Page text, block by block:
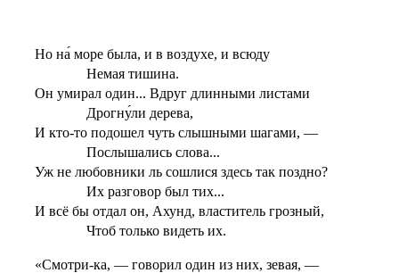
Но на́ море была, и в воздухе, и всюду
Немая тишина.
Он умирал один... Вдруг длинными листами
Дрогну́ли дерева,
И кто-то подошел чуть слышными шагами, —
Послышались слова...
Уж не любовники ль сошлися здесь так поздно?
Их разговор был тих...
И всё бы отдал он, Ахунд, властитель грозный,
Чтоб только видеть их.
«Смотри-ка, — говорил один из них, зевая, —